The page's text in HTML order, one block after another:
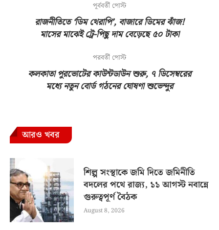
পূর্ববর্তী পোস্ট
রাজনীতিতে ‘ডিম থেরাপি’, বাজারে ডিমের ঝাঁজ!
মাসের মাঝেই ট্রে-পিছু দাম বেড়েছে ৫০ টাকা
পরবর্তী পোস্ট
কলকাতা পুরভোটের কাউন্টডাউন শুরু, ৭ ডিসেম্বরের
মধ্যে নতুন বোর্ড গঠনের ঘোষণা শুভেন্দুর
আরও খবর
শিল্প সংস্থাকে জমি দিতে জমিনীতি
বদলের পথে রাজ্য, ১১ আগস্ট নবান্নে
গুরুত্বপূর্ণ বৈঠক
August 8, 2026